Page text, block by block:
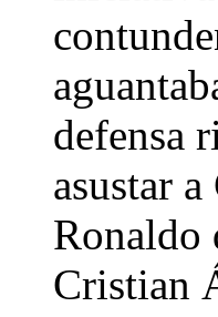
defensa
asustar
Ronaldo
Cristian